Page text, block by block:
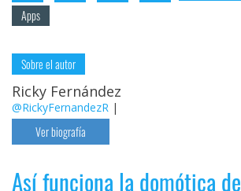
Apps
Sobre el autor
Ricky Fernández
@RickyFernandezR |
Ver biografía
Así funciona la domótica